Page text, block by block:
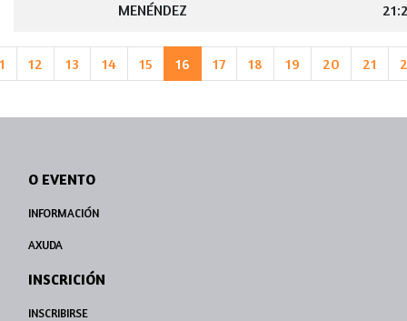
MENÉNDEZ
12 13 14 15 16 17 18 19 20 21
O EVENTO
INFORMACIÓN
AXUDA
INSCRICIÓN
INSCRIBIRSE